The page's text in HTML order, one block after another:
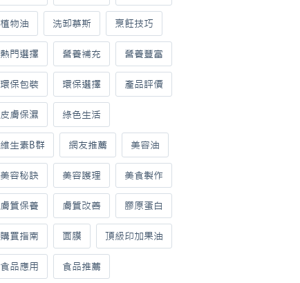
植物油 洗卸慕斯 烹飪技巧
熱門選擇 營養補充 營養豐富
環保包裝 環保選擇 產品評價
皮膚保濕 綠色生活
維生素B群 網友推薦 美容油
美容秘訣 美容護理 美食製作
膚質保養 膚質改善 膠原蛋白
購買指南 面膜 頂級印加果油
食品應用 食品推薦